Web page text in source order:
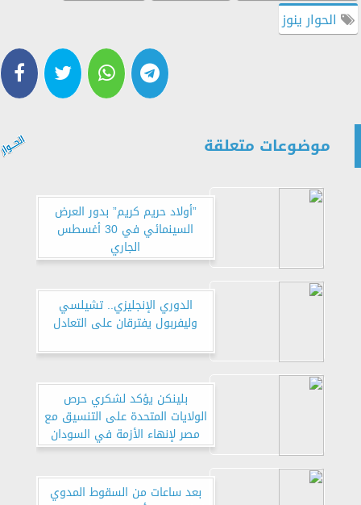
الحوار ينوز
موضوعات متعلقة
”أولاد حريم كريم” بدور العرض
السينمائي في 30 أغسطس
الجاري
الدوري الإنجليزي.. تشيلسي
وليفربول يفترقان على التعادل
بلينكن يؤكد لشكري حرص
الولايات المتحدة على التنسيق مع
مصر لإنهاء الأزمة في السودان
بعد ساعات من السقوط المدوي